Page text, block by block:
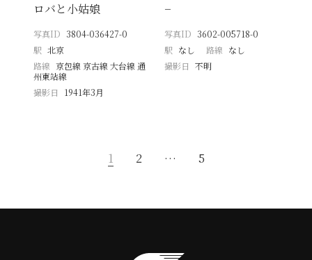
ロバと小姑娘
写真ID 3804-036427-0
駅 北京
路線 京包線 京古線 大台線 通
州東站線
撮影日
1941年3月
−
写真ID 3602-005718-0
駅 なし 路線 なし
撮影日 不明
1 2 … 5